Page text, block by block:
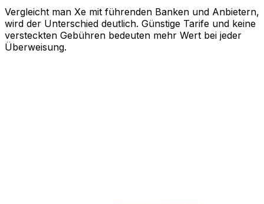
Vergleicht man Xe mit führenden Banken und Anbietern,
wird der Unterschied deutlich. Günstige Tarife und keine
versteckten Gebühren bedeuten mehr Wert bei jeder
Überweisung.